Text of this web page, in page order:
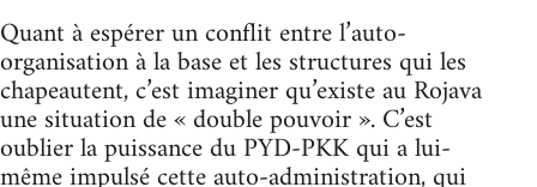
Quant à espérer un conflit entre l’auto-
organisation à la base et les structures qui les
chapeautent, c’est imaginer qu’existe au Rojava
une situation de « double pouvoir ». C’est
oublier la puissance du PYD-PKK qui a lui-
même impulsé cette auto-administration, qui